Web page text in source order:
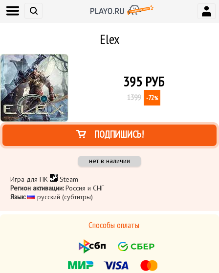
Elex
395 РУБ
1399 -72%
ПОДПИШИСЬ!
нет в наличии
Игра для ПК
Steam
Регион активации:Россия и СНГ
Язык:
русский (субтитры)
Способы оплаты